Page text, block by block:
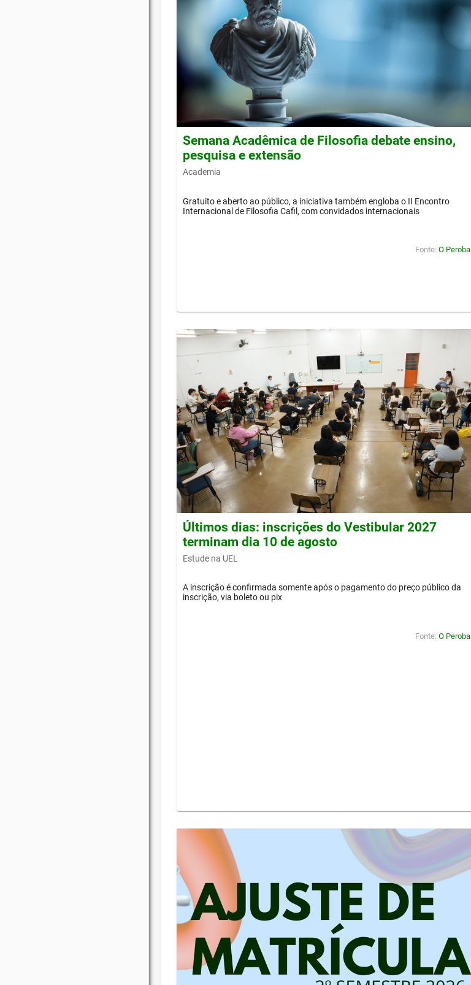
Semana Acadêmica de Filosofia debate ensino,
pesquisa e extensão
Academia
Gratuito e aberto ao público, a iniciativa também engloba o II Encontro
Internacional de Filosofia Cafil, com convidados internacionais
Fonte: O Perobal
Últimos dias: inscrições do Vestibular 2027
terminam dia 10 de agosto
Estude na UEL
A inscrição é confirmada somente após o pagamento do preço público da
inscrição, via boleto ou pix
Fonte: O Perobal